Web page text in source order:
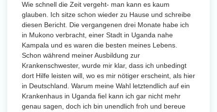
Wie schnell die Zeit vergeht- man kann es kaum
glauben. Ich sitze schon wieder zu Hause und schreibe
diesen Bericht. Die vergangenen drei Monate habe ich
in Mukono verbracht, einer Stadt in Uganda nahe
Kampala und es waren die besten meines Lebens.
Schon während meiner Ausbildung zur
Krankenschwester, wurde mir klar, dass ich unbedingt
dort Hilfe leisten will, wo es mir nötiger erscheint, als hier
in Deutschland. Warum meine Wahl letztendlich auf ein
Krankenhaus in Uganda fiel kann ich gar nicht mehr
genau sagen, doch ich bin unendlich froh und bereue